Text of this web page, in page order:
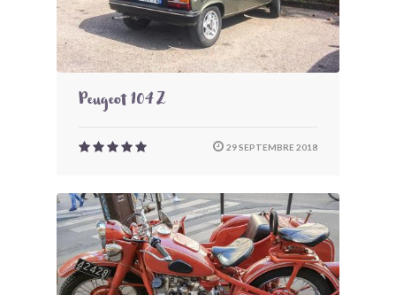
Peugeot 104 Z
29 SEPTEMBRE 2018